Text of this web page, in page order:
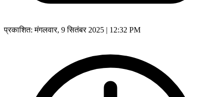
प्रकाशित:मंगलवार, 9 सितंबर 2025 | 12:32 PM